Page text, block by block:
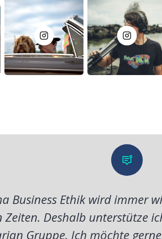
Business Ethik wird immer
Zeiten. Deshalb unterstütze
Gruppe. Ich möchte